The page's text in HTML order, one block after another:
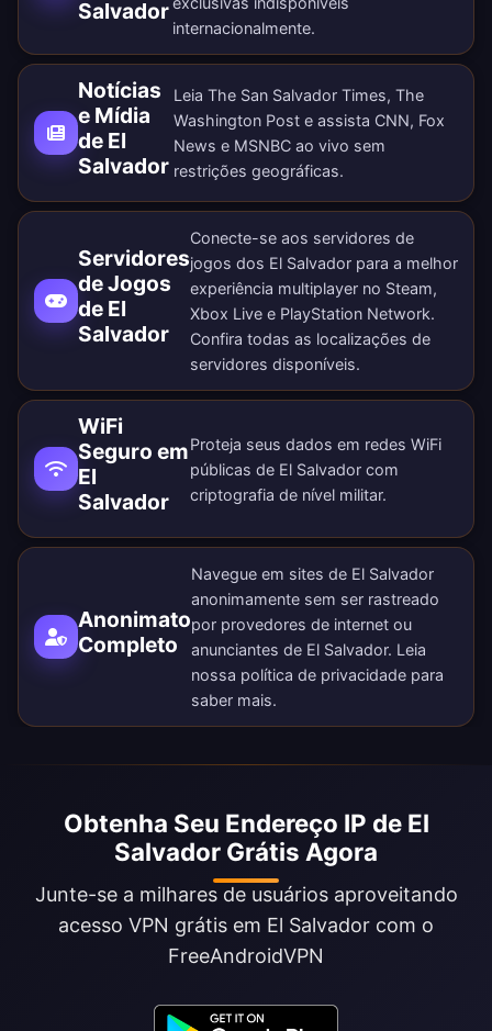
Salvador
internacionalmente.
Notícias
e Mídia
de El
Salvador
Leia The San Salvador Times, The
Washington Post e assista CNN, Fox
News e MSNBC ao vivo sem
restrições geográficas.
Servidores
de Jogos
de El
Salvador
Conecte-se aos servidores de
jogos dos El Salvador para a melhor
experiência multiplayer no Steam,
Xbox Live e PlayStation Network.
Confira todas as localizações de
servidores disponíveis.
WiFi
Seguro em
El
Salvador
Proteja seus dados em redes WiFi
públicas de El Salvador com
criptografia de nível militar.
Anonimato
Completo
Navegue em sites de El Salvador
anonimamente sem ser rastreado
por provedores de internet ou
anunciantes de El Salvador. Leia
nossa política de privacidade para
saber mais.
Obtenha Seu Endereço IP de El
Salvador Grátis Agora
Junte-se a milhares de usuários aproveitando
acesso VPN grátis em El Salvador com o
FreeAndroidVPN